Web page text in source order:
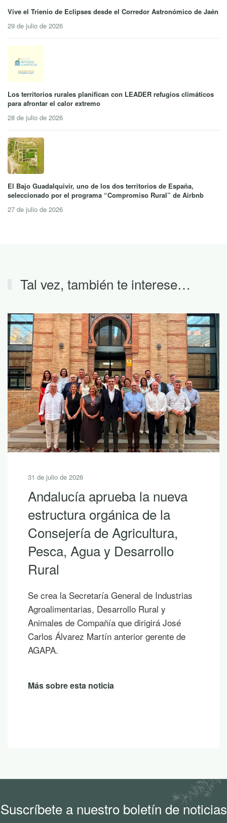
Vive el Trienio de Eclipses desde el Corredor Astronómico de Jaén
29 de julio de 2026
Los territorios rurales planifican con LEADER refugios climáticos
para afrontar el calor extremo
28 de julio de 2026
El Bajo Guadalquivir, uno de los dos territorios de España,
seleccionado por el programa “Compromiso Rural” de Airbnb
27 de julio de 2026
Tal vez, también te interese…
31 de julio de 2026
Andalucía aprueba la nueva
estructura orgánica de la
Consejería de Agricultura,
Pesca, Agua y Desarrollo
Rural
Se crea la Secretaría General de Industrias
Agroalimentarias, Desarrollo Rural y
Animales de Compañía que dirigirá José
Carlos Álvarez Martín anterior gerente de
AGAPA.
Más sobre esta noticia
Suscríbete a nuestro boletín de noticias